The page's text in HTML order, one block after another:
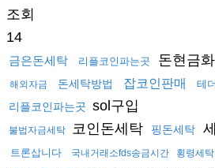
조회
14
금은돈세탁 리플코인파는곳 돈현금
해외자금 돈세탁방법 잡코인판매 테
리플코인파는곳 sol구입
불법자금세탁 코인돈세탁 핑돈세탁
트론삽니다 국내거래소fds송금시간 횡령세탁